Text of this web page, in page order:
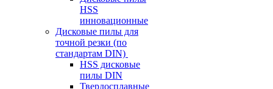
HSS
инновационные
Дисковые пилы для
точной резки (по
стандартам DIN)
HSS дисковые
пилы DIN
Твердосплавные